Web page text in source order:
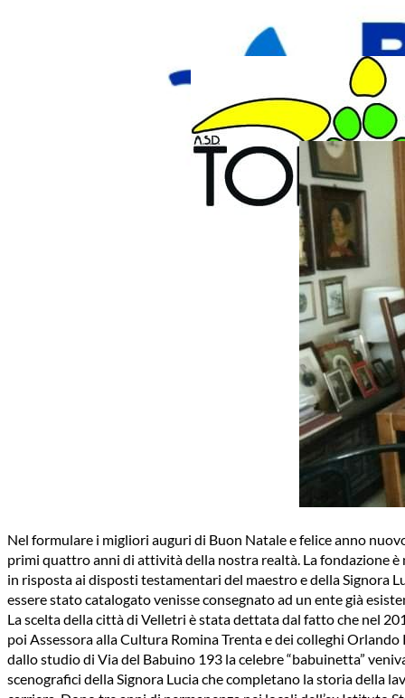
Nel formulare i migliori auguri di Buon Natale e felice anno
primi quattro anni di attività della nostra realtà. La fondazione
in risposta ai disposti testamentari del maestro e della Signora
essere stato catalogato venisse consegnato ad un ente già
La scelta della città di Velletri è stata dettata dal fatto che nel
poi Assessora alla Cultura Romina Trenta e dei colleghi
dallo studio di Via del Babuino 193 la celebre “babuinetta”
scenografici della Signora Lucia che completano la storia della